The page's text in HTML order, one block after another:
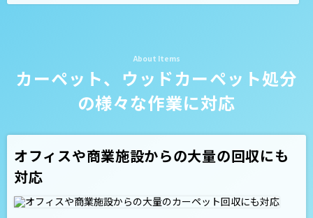
カーペット、ウッドカーペット処分
の様々な作業に対応
オフィスや商業施設からの大量の回収にも
対応